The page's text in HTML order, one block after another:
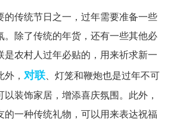
的传统节日之一，过年需要准备一些
。除了传统的年货，还有一些其他必
是农村人过年必贴的，用来祈求新一
， 对联、灯笼和鞭炮也是过年不可
装饰家居，增添喜庆氛围。此外，
的一种传统礼物，可以用来表达祝福